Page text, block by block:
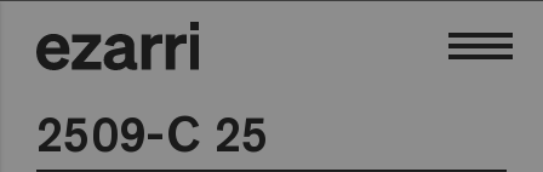
2509-C 25